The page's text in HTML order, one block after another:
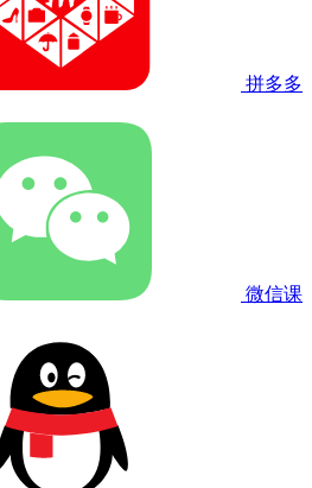
拼多多
微信课